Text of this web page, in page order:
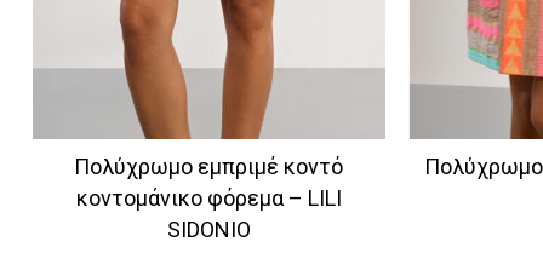
Πολύχρωμο εμπριμέ κοντό
κοντομάνικο φόρεμα – LILI
SIDONIO